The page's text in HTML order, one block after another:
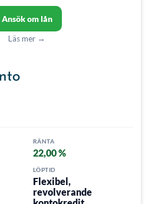
Ansök om lån
Läs mer →
RÄNTA
22,00 %
LÖPTID
Flexibel,
revolverande